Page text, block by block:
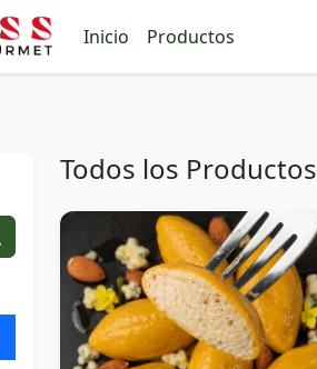
Inicio Productos
Todos los Productos